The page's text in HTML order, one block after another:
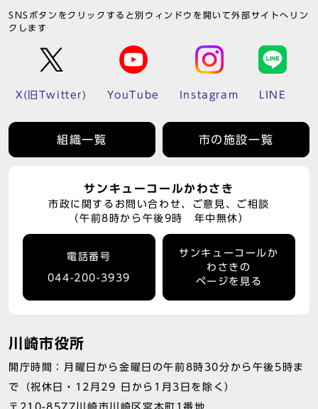
SNSボタンをクリックすると別ウィンドウを開いて外部サイトへリン
クします
X(旧Twitter) YouTube Instagram LINE
組織一覧 市の施設一覧
サンキューコールかわさき
市政に関するお問い合わせ、ご意見、ご相談
（午前8時から午後9時 年中無休）
電話番号
044-200-3939
サンキューコールか
わさきの
ページを見る
川崎市役所
開庁時間：月曜日から金曜日の午前8時30分から午後5時ま
で（祝休日・12月29 日から1月3日を除く）
〒210-8577川崎市川崎区宮本町1番地